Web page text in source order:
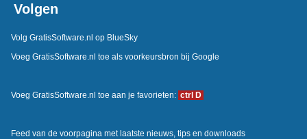
Volgen
Volg GratisSoftware.nl op BlueSky
Voeg GratisSoftware.nl toe als voorkeursbron bij Google
Voeg GratisSoftware.nl toe aan je favorieten: ctrl D
Feed van de voorpagina met laatste nieuws, tips en downloads